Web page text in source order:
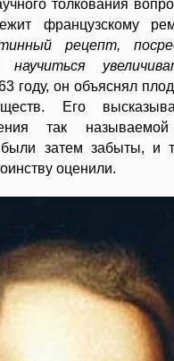
толкования
французскому
рецепт,
году, он объяснял
Его
так
затем забыты, и
оценили.